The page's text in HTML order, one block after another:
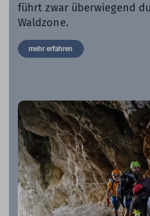
führt zwar überwiegend
Waldzone.
mehr erfahren